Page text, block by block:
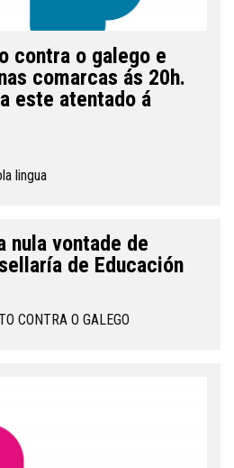
contra o galego e
comarcas ás 20h.
este atentado á
lingua
nula vontade de
de Educación
CONTRA O GALEGO